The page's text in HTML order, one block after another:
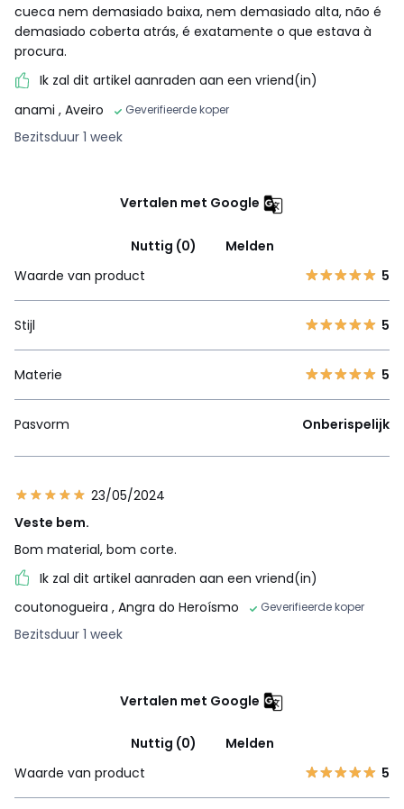
cueca nem demasiado baixa, nem demasiado alta, não é
demasiado coberta atrás, é exatamente o que estava à
procura.
Ik zal dit artikel aanraden aan een vriend(in)
anami , Aveiro Geverifieerde koper
Bezitsduur 1 week
Vertalen met Google
Nuttig (0)
Melden
Waarde van product
5
Stijl 5
Materie 5
Pasvorm Onberispelijk
23/05/2024
Veste bem.
Bom material, bom corte.
Ik zal dit artikel aanraden aan een vriend(in)
coutonogueira , Angra do Heroísmo Geverifieerde koper
Bezitsduur 1 week
Vertalen met Google
Nuttig (0)
Melden
Waarde van product
5